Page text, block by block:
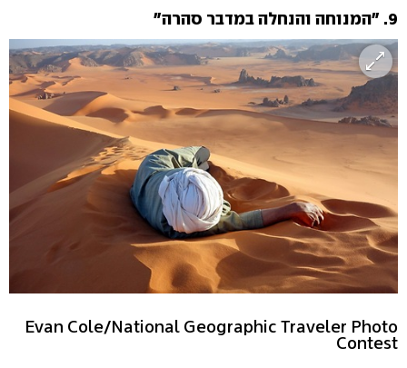
9. "המנוחה והנחלה במדבר סהרה"
Evan Cole/National Geographic Traveler Photo
Contest